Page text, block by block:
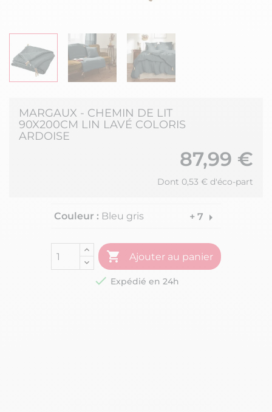
MARGAUX - CHEMIN DE LIT
90X200CM LIN LAVÉ COLORIS
ARDOISE
87,99 €
Dont 0,53 € d'éco-part
Couleur : Bleu gris + 7 arrow_right
 Ajouter au panier
 Expédié en 24h